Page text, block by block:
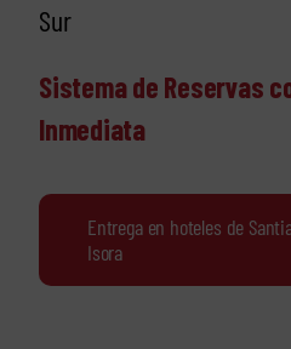
Sur
Sistema de Reservas
Inmediata
Entrega en hoteles de
Isora